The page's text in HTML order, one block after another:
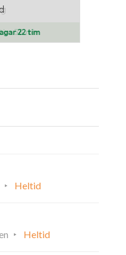
Heltid
Heltid